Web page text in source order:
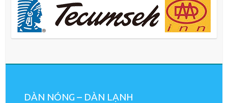
DÀN NÓNG – DÀN LẠNH